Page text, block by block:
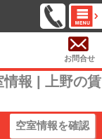
お問合せ
情報 | 上野の賃
空室情報を確認